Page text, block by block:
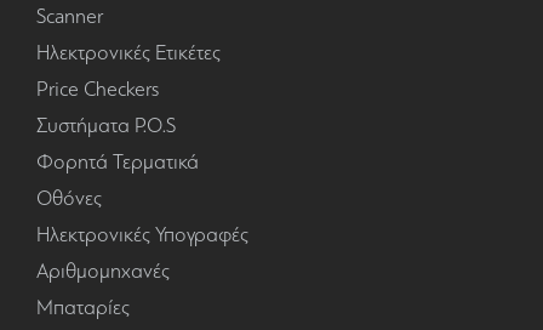
Scanner
Ηλεκτρονικές Ετικέτες
Price Checkers
Συστήματα P.O.S
Φορητά Τερματικά
Οθόνες
Ηλεκτρονικές Υπογραφές
Αριθμομηχανές
Μπαταρίες